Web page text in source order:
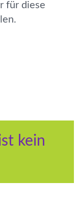
für diese
kein